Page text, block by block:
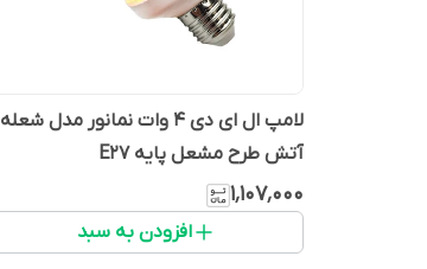
لامپ ال ای دی 4 وات نمانور مدل شعله
آتش طرح مشعل پایه E27
۱٬۱۰۷٬۰۰۰
افزودن به سبد